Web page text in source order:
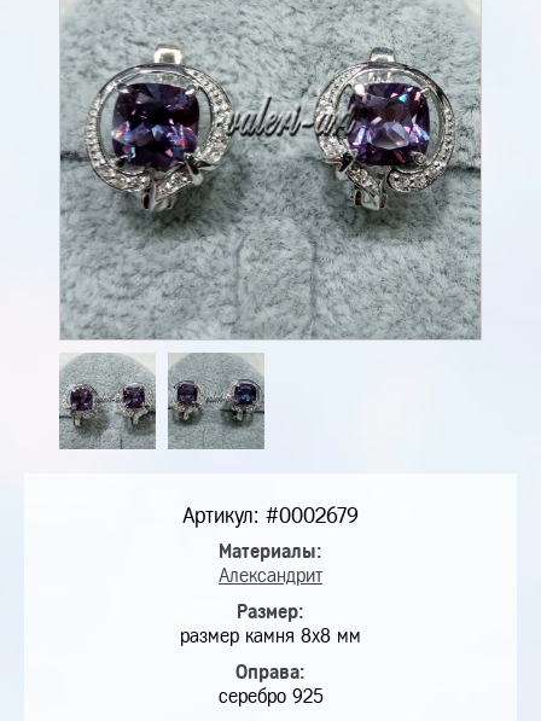
Артикул: #0002679
Материалы:
Александрит
Размер:
размер камня 8х8 мм
Оправа:
серебро 925